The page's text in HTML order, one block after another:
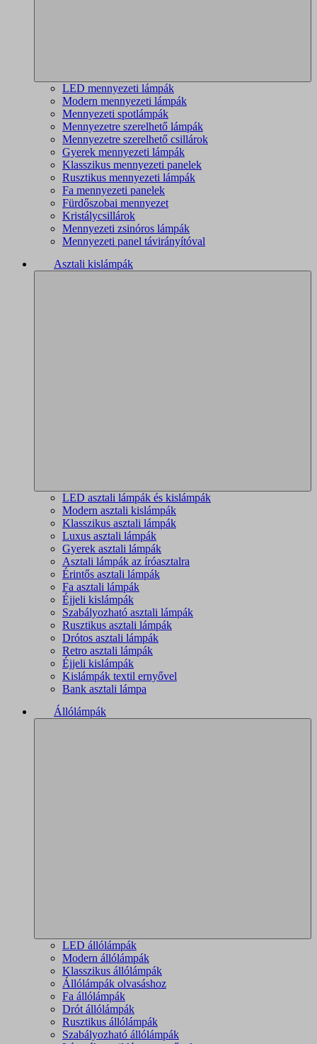
LED mennyezeti lámpák
Modern mennyezeti lámpák
Mennyezeti spotlámpák
Mennyezetre szerelhető lámpák
Mennyezetre szerelhető csillárok
Gyerek mennyezeti lámpák
Klasszikus mennyezeti panelek
Rusztikus mennyezeti lámpák
Fa mennyezeti panelek
Fürdőszobai mennyezet
Kristálycsillárok
Mennyezeti zsinóros lámpák
Mennyezeti panel távirányítóval
Asztali kislámpák
LED asztali lámpák és kislámpák
Modern asztali kislámpák
Klasszikus asztali lámpák
Luxus asztali lámpák
Gyerek asztali lámpák
Asztali lámpák az íróasztalra
Érintős asztali lámpák
Fa asztali lámpák
Éjjeli kislámpák
Szabályozható asztali lámpák
Rusztikus asztali lámpák
Drótos asztali lámpák
Retro asztali lámpák
Éjjeli kislámpák
Kislámpák textil ernyővel
Bank asztali lámpa
Állólámpák
LED állólámpák
Modern állólámpák
Klasszikus állólámpák
Állólámpák olvasáshoz
Fa állólámpák
Drót állólámpák
Rusztikus állólámpák
Szabályozható állólámpák